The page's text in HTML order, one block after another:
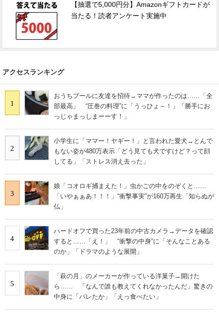
【抽選で5,000円分】Amazonギフトカードが
当たる！読者アンケート実施中
アクセスランキング
1
おうちプールに友達を招待→ママが作ったのは……「全
部最高」 “圧巻の料理”に「うっひょ～！」「勝手にお
っじゃまっしまーーす！」
2
小学生に「ママー！ヤギー！」と言われた愛犬→とんで
もない姿が480万表示「どう見ても犬ですけど？って顔
してる」「ストレス消え去った」
3
娘「コオロギ捕まえた！」虫かごの中をのぞくと……
「いやぁぁあ！！！」“衝撃事実”が160万再生「知らぬが
仏」
4
ハードオフで買った23年前の中古カメラ→データを確認
すると……「え！」 “衝撃の中身”に「そんなことある
のか」「ドラマのような展開」
5
「萩の月」のメーカーが作っている洋菓子→開けた
ら…… 「なんで誰も教えてくれなかったんだ」驚きの
中身に「バレたか」「えっ食べたい」